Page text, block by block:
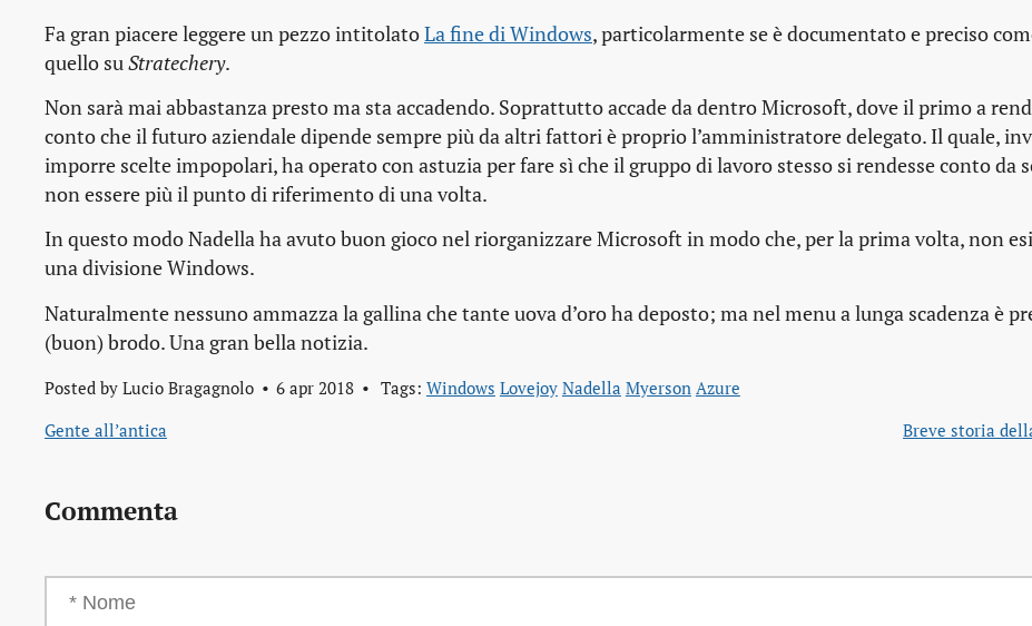
Fa gran piacere leggere un pezzo intitolatoLa fine di Windows, particolarmente se è documentato e preciso
quello suStratechery.
Non sarà mai abbastanza presto ma sta accadendo. Soprattutto accade da dentro Microsoft, dove il primo a
conto che il futuro aziendale dipende sempre più da altri fattori è proprio l’amministratore delegato. Il quale,
imporre scelte impopolari, ha operato con astuzia per fare sì che il gruppo di lavoro stesso si rendesse conto da
non essere più il punto di riferimento di una volta.
In questo modo Nadella ha avuto buon gioco nel riorganizzare Microsoft in modo che, per la prima volta, non
una divisione Windows.
Naturalmente nessuno ammazza la gallina che tante uova d’oro ha deposto; ma nel menu a lunga scadenza è
(buon) brodo. Una gran bella notizia.
Posted by Lucio Bragagnolo 6 apr 2018 Tags: Windows Lovejoy Nadella Myerson Azure
Gente all’antica
Breve storia
Commenta